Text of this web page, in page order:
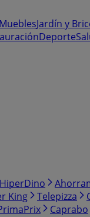
Jardín y
Deporte
HiperDino
King Telepizza
Caprabo